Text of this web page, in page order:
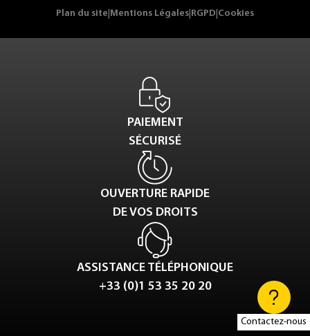
Contactez-nous
Plan du site Mentions Légales RGPD Cookies
PAIEMENT
SÉCURISÉ
OUVERTURE RAPIDE
DE VOS DROITS
ASSISTANCE TÉLÉPHONIQUE
+33 (0)1 53 35 20 20